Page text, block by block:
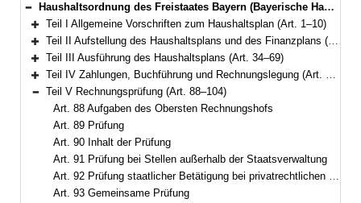
Bereich reduzieren
Haushaltsordnung des Freistaates Bayern (Bayerische Haushaltsordnung – BayHO) Vom 8. Dezember 1971 (BayRS IV S. 664) BayRS 630-1-F (Art. 1–117)
Bereich erweitern
Teil I Allgemeine Vorschriften zum Haushaltsplan (Art. 1–10)
Bereich erweitern
Teil II Aufstellung des Haushaltsplans und des Finanzplans (Art. 11–33)
Bereich erweitern
Teil III Ausführung des Haushaltsplans (Art. 34–69)
Bereich erweitern
Teil IV Zahlungen, Buchführung und Rechnungslegung (Art. 70–87)
Bereich reduzieren
Teil V Rechnungsprüfung (Art. 88–104)
Art. 88 Aufgaben des Obersten Rechnungshofs
Art. 89 Prüfung
Art. 90 Inhalt der Prüfung
Art. 91 Prüfung bei Stellen außerhalb der Staatsverwaltung
Art. 92 Prüfung staatlicher Betätigung bei privatrechtlichen Unternehmen
Art. 93 Gemeinsame Prüfung